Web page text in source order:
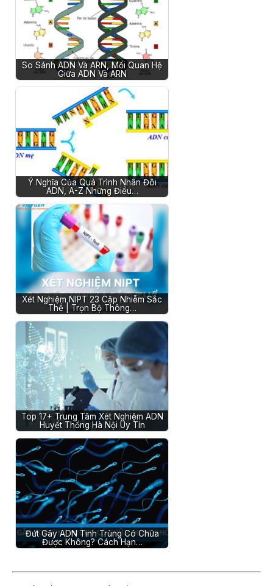
So Sánh ADN Và ARN, Mối Quan Hệ
Giữa ADN Và ARN
Ý Nghĩa Của Quá Trình Nhân Đôi
ADN, A-Z Những Điều…
Xét Nghiệm NIPT 23 Cặp Nhiễm Sắc
Thể | Trọn Bộ Thông…
Top 17+ Trung Tâm Xét Nghiệm ADN
Huyết Thống Hà Nội Uy Tín
Đứt Gãy ADN Tinh Trùng Có Chữa
Được Không? Cách Hạn…